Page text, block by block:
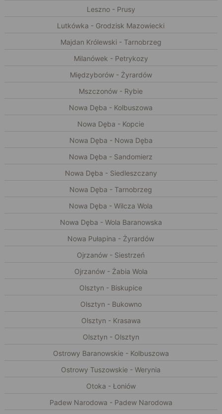
Leszno - Prusy
Lutkówka - Grodzisk Mazowiecki
Majdan Królewski - Tarnobrzeg
Milanówek - Petrykozy
Międzyborów - Żyrardów
Mszczonów - Rybie
Nowa Dęba - Kolbuszowa
Nowa Dęba - Kopcie
Nowa Dęba - Nowa Dęba
Nowa Dęba - Sandomierz
Nowa Dęba - Siedleszczany
Nowa Dęba - Tarnobrzeg
Nowa Dęba - Wilcza Wola
Nowa Dęba - Wola Baranowska
Nowa Pułapina - Żyrardów
Ojrzanów - Siestrzeń
Ojrzanów - Żabia Wola
Olsztyn - Biskupice
Olsztyn - Bukowno
Olsztyn - Krasawa
Olsztyn - Olsztyn
Ostrowy Baranowskie - Kolbuszowa
Ostrowy Tuszowskie - Werynia
Otoka - Łoniów
Padew Narodowa - Padew Narodowa